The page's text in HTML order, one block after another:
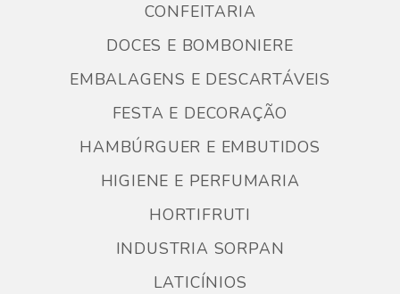
CONFEITARIA
DOCES E BOMBONIERE
EMBALAGENS E DESCARTÁVEIS
FESTA E DECORAÇÃO
HAMBÚRGUER E EMBUTIDOS
HIGIENE E PERFUMARIA
HORTIFRUTI
INDUSTRIA SORPAN
LATICÍNIOS